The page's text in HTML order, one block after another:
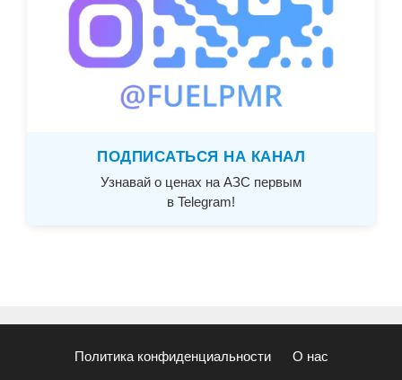
ПОДПИСАТЬСЯ НА КАНАЛ
Узнавай о ценах на АЗС первым
в Telegram!
Политика конфиденциальности О нас